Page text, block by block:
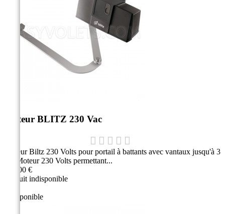
Moteur BLITZ 230 Vac
Moteur Biltz 230 Volts pour portail à battants avec vantaux jusqu'à 3
m Moteur 230 Volts permettant...
755,00 €
Produit indisponible
Indisponible